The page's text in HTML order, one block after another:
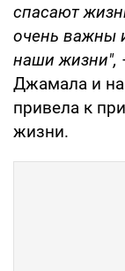
спасают
очень важны
наши жизни",
Джамала и на
привела к
жизни.